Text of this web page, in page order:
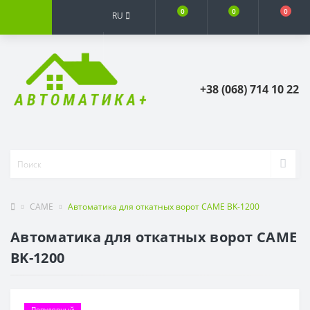
RU 0 0 0
+38 (068) 714 10 22
CAME Автоматика для откатных ворот CAME BK-1200
Автоматика для откатных ворот CAME
BK-1200